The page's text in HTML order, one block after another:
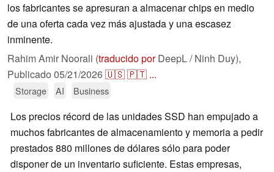
los fabricantes se apresuran a almacenar chips en medio
de una oferta cada vez más ajustada y una escasez
inminente.
Rahim Amir Noorali (traducido porDeepL / Ninh Duy),
Publicado 05/21/2026🇺🇸🇵🇹 ...
Storage AI Business
Los precios récord de las unidades SSD han empujado a
muchos fabricantes de almacenamiento y memoria a pedir
prestados 880 millones de dólares sólo para poder
disponer de un inventario suficiente. Estas empresas,